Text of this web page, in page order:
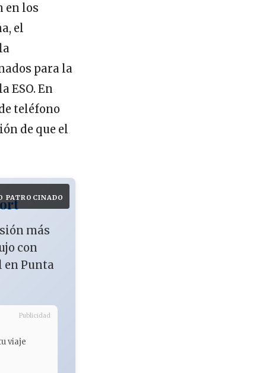
en los
el
para la
ESO. En
teléfono
de que el
PATROCINADO
más
con
en Punta
viaje
Publicidad